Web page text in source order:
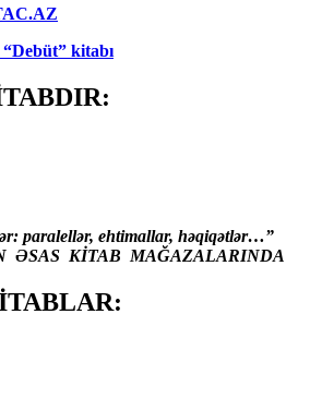
kitabı
paralellər, ehtimallar, həqiqətlər…”
ƏSAS KİTAB MAĞAZALARINDA